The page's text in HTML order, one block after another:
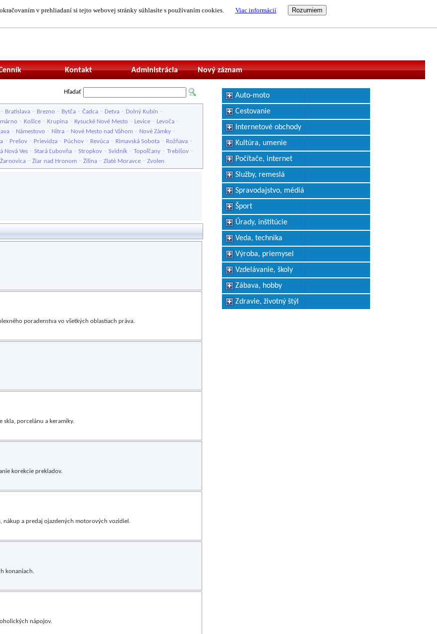
v prehliadaní si tejto webovej stránky súhlasíte s používaním cookies. Viac informácií
Nový záznam
Administrácia
Kontakt
Hľadať
- Bratislava - Brezno - Bytča - Čadca - Detva - Dolný Kubín -
- Košice - Krupina - Kysucké Nové Mesto - Levice - Levoča -
- Námestovo - Nitra - Nové Mesto nad Váhom - Nové Zámky -
- Prešov - Prievidza - Púchov - Revúca - Rimavská Sobota - Rožňava -
Nová Ves - Stará Ľubovňa - Stropkov - Svidník - Topoľčany - Trebišov -
Žarnovica - Žiar nad Hronom - Žilina - Zlaté Moravce - Zvolen
poradenstva vo všetkých oblastiach práva.
skla, porcelánu a keramiky.
korekcie prekladov.
a predaj ojazdených motorových vozidiel.
konaniach.
nápojov.
Auto-moto
Cestovanie
Internetové obchody
Kultúra, umenie
Počítače, internet
Služby, remeslá
Spravodajstvo, médiá
Šport
Úrady, inštitúcie
Veda, technika
Výroba, priemysel
Vzdelávanie, školy
Zábava, hobby
Zdravie, životný štýl